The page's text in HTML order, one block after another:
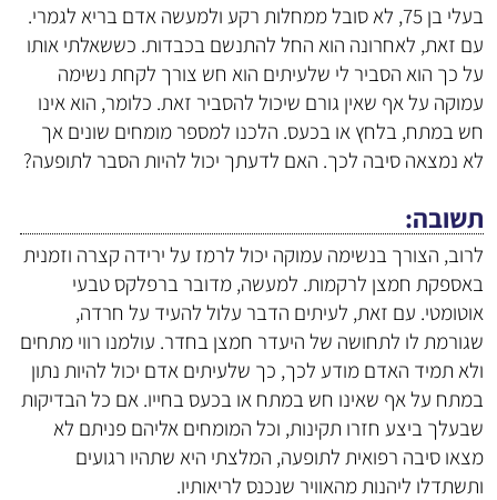
בעלי בן 75, לא סובל ממחלות רקע ולמעשה אדם בריא לגמרי.
עם זאת, לאחרונה הוא החל להתנשם בכבדות. כששאלתי אותו
על כך הוא הסביר לי שלעיתים הוא חש צורך לקחת נשימה
עמוקה על אף שאין גורם שיכול להסביר זאת. כלומר, הוא אינו
חש במתח, בלחץ או בכעס. הלכנו למספר מומחים שונים אך
לא נמצאה סיבה לכך. האם לדעתך יכול להיות הסבר לתופעה?
תשובה
לרוב, הצורך בנשימה עמוקה יכול לרמז על ירידה קצרה וזמנית
באספקת חמצן לרקמות. למעשה, מדובר ברפלקס טבעי
אוטומטי. עם זאת, לעיתים הדבר עלול להעיד על חרדה,
שגורמת לו לתחושה של היעדר חמצן בחדר. עולמנו רווי מתחים
ולא תמיד האדם מודע לכך, כך שלעיתים אדם יכול להיות נתון
במתח על אף שאינו חש במתח או בכעס בחייו. אם כל הבדיקות
שבעלך ביצע חזרו תקינות, וכל המומחים אליהם פניתם לא
מצאו סיבה רפואית לתופעה, המלצתי היא שתהיו רגועים
ותשתדלו ליהנות מהאוויר שנכנס לריאותיו.